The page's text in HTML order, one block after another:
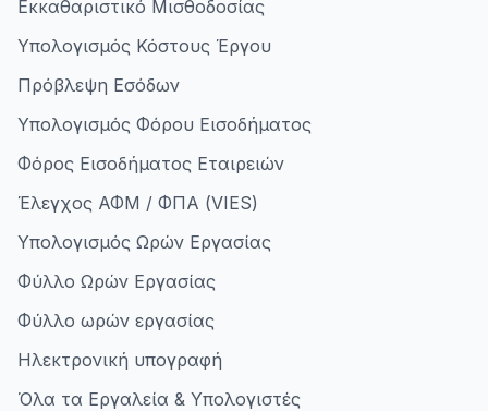
Εκκαθαριστικό Μισθοδοσίας
Υπολογισμός Κόστους Έργου
Πρόβλεψη Εσόδων
Υπολογισμός Φόρου Εισοδήματος
Φόρος Εισοδήματος Εταιρειών
Έλεγχος ΑΦΜ / ΦΠΑ (VIES)
Υπολογισμός Ωρών Εργασίας
Φύλλο Ωρών Εργασίας
Φύλλο ωρών εργασίας
Ηλεκτρονική υπογραφή
Όλα τα Εργαλεία & Υπολογιστές